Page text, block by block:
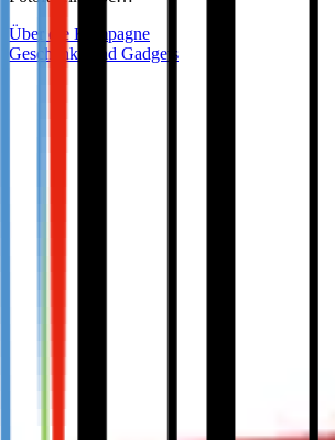
Über die Kampagne
Geschenke und Gadgets